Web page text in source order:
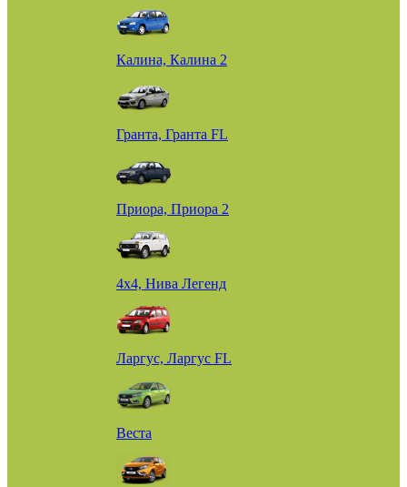
Калина, Калина 2
Гранта, Гранта FL
Приора, Приора 2
4х4, Нива Легенд
Ларгус, Ларгус FL
Веста